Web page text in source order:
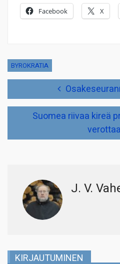
Facebook X
BYROKRATIA
Suomea riivaa kireä
J. V.
KIRJAUTUMINEN